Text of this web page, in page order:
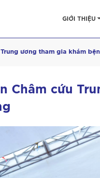
GIỚI THIỆU
Trung ương tham gia khám
Châm cứu